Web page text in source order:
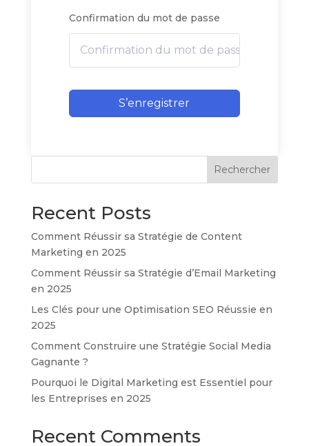
Confirmation du mot de passe
S’enregistrer
Rechercher
Recent Posts
Comment Réussir sa Stratégie de Content
Marketing en 2025
Comment Réussir sa Stratégie d’Email Marketing
en 2025
Les Clés pour une Optimisation SEO Réussie en
2025
Comment Construire une Stratégie Social Media
Gagnante ?
Pourquoi le Digital Marketing est Essentiel pour
les Entreprises en 2025
Recent Comments